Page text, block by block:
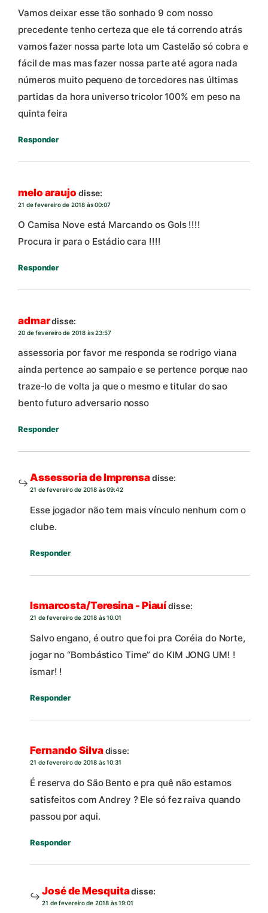
Vamos deixar esse tão sonhado 9 com nosso
precedente tenho certeza que ele tá correndo atrás
vamos fazer nossa parte lota um Castelão só cobra e
fácil de mas mas fazer nossa parte até agora nada
números muito pequeno de torcedores nas últimas
partidas da hora universo tricolor 100% em peso na
quinta feira
Responder
melo araujo disse:
21 de fevereiro de 2018 às 00:07
O Camisa Nove está Marcando os Gols !!!!
Procura ir para o Estádio cara !!!!
Responder
admardisse:
20 de fevereiro de 2018 às 23:57
assessoria por favor me responda se rodrigo viana
ainda pertence ao sampaio e se pertence porque nao
traze-lo de volta ja que o mesmo e titular do sao
bento futuro adversario nosso
Responder
Assessoria de Imprensadisse:
21 de fevereiro de 2018 às 09:42
Esse jogador não tem mais vínculo nenhum com o
clube.
Responder
Ismarcosta/Teresina - Piauídisse:
21 de fevereiro de 2018 às 10:01
Salvo engano, é outro que foi pra Coréia do Norte,
jogar no “Bombástico Time” do KIM JONG UM! !
ismar! !
Responder
Fernando Silvadisse:
21 de fevereiro de 2018 às 10:31
É reserva do São Bento e pra quê não estamos
satisfeitos com Andrey ? Ele só fez raiva quando
passou por aqui.
Responder
José de Mesquitadisse:
21 de fevereiro de 2018 às 19:01